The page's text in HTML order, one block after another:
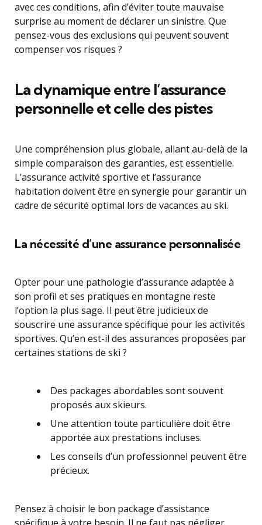
avec ces conditions, afin d’éviter toute mauvaise
surprise au moment de déclarer un sinistre. Que
pensez-vous des exclusions qui peuvent souvent
compenser vos risques ?
La dynamique entre l’assurance
personnelle et celle des pistes
Une compréhension plus globale, allant au-delà de la
simple comparaison des garanties, est essentielle.
L’assurance activité sportive et l’assurance
habitation doivent être en synergie pour garantir un
cadre de sécurité optimal lors de vacances au ski.
La nécessité d’une assurance personnalisée
Opter pour une pathologie d’assurance adaptée à
son profil et ses pratiques en montagne reste
l’option la plus sage. Il peut être judicieux de
souscrire une assurance spécifique pour les activités
sportives. Qu’en est-il des assurances proposées par
certaines stations de ski ?
Des packages abordables sont souvent
proposés aux skieurs.
Une attention toute particulière doit être
apportée aux prestations incluses.
Les conseils d’un professionnel peuvent être
précieux.
Pensez à choisir le bon package d’assistance